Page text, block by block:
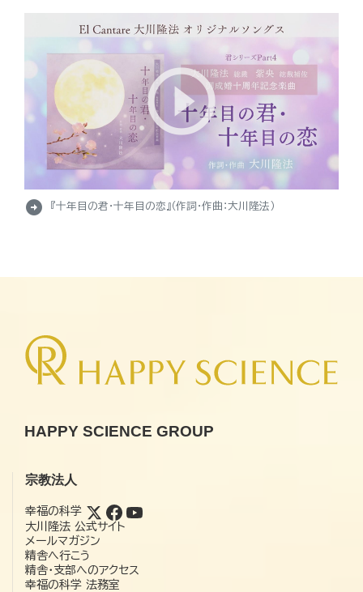
arrow_circle_right 『十年目の君・十年目の恋』（作詞・作曲：大川隆法）
HAPPY SCIENCE GROUP
宗教法人
幸福の科学
大川隆法 公式サイト
メールマガジン
精舎へ行こう
精舎・支部へのアクセス
幸福の科学 法務室